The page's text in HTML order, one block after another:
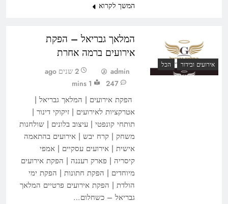
המשך לקרוא
אירועים ובידור הכל
המלאך גבריאל – הפקת
אירועים ברמה אחרת
admin
2 שנים ago
247
1 mins
הפקת אירועים | המלאך גבריאל |
אטרקציות לאירועים | זיקוקי דינור |
תותחי קונפטי | עיצוב בלונים | שולחנות
משחק | קרח יבש | אירועים בהתאמה
אישית | אירועים עסקיים | אמפי
קיסריה | פארק רעננה | הפקת אירועים
מיוחדים | הפקת חתונות | הפקת ימי
הולדת | הפקת אירועים פרטיים המלאך
גבריאל – כשחלום…